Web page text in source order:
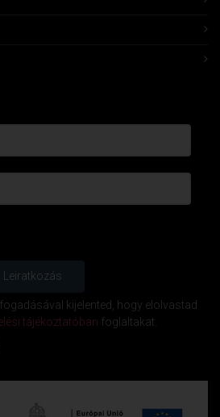
kijelented, hogy elolvastad
tájékoztatóban foglaltakat.